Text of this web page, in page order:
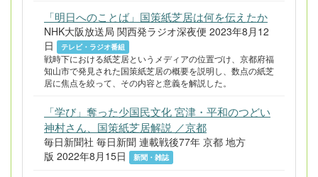
「明日へのことば」国策紙芝居は何を伝えたか
NHK大阪放送局 関西発ラジオ深夜便 2023年8月12
日
テレビ・ラジオ番組
戦時下における紙芝居というメディアの位置づけ、京都府福
知山市で発見された国策紙芝居の概要を説明し、数点の紙芝
居に焦点を絞って、その内容と意義を解説した。
「学び」奪った少国民文化 宮津・平和のつどい
神村さん、国策紙芝居解説 ／京都
毎日新聞社 毎日新聞 連載戦後77年 京都 地方
版 2022年8月15日
新聞・雑誌